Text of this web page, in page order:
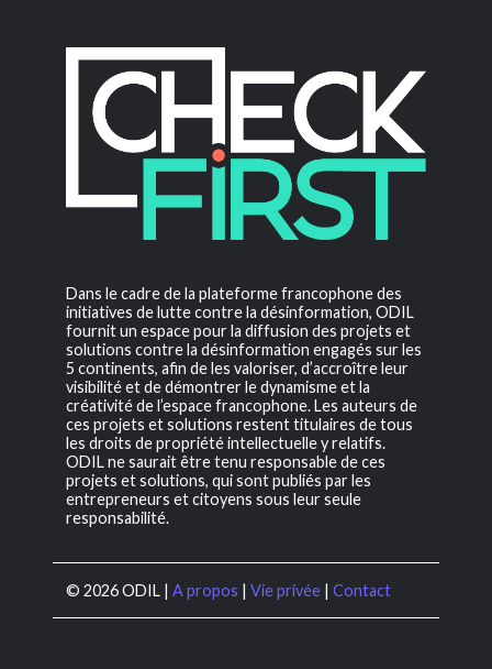
Dans le cadre de la plateforme francophone des
initiatives de lutte contre la désinformation, ODIL
fournit un espace pour la diffusion des projets et
solutions contre la désinformation engagés sur les
5 continents, afin de les valoriser, d’accroître leur
visibilité et de démontrer le dynamisme et la
créativité de l’espace francophone. Les auteurs de
ces projets et solutions restent titulaires de tous
les droits de propriété intellectuelle y relatifs.
ODIL ne saurait être tenu responsable de ces
projets et solutions, qui sont publiés par les
entrepreneurs et citoyens sous leur seule
responsabilité.
© 2026 ODIL | A propos | Vie privée | Contact